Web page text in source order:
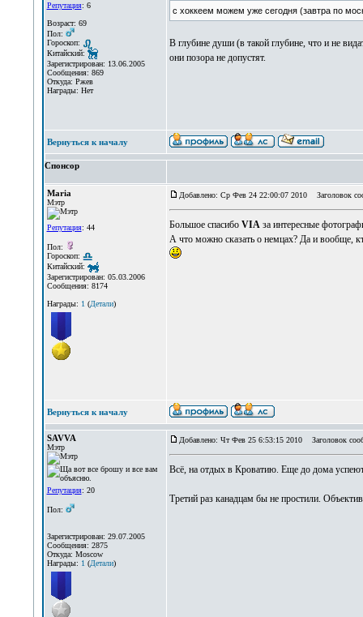
Репутация: 6
Возраст: 69
Пол:
Гороскоп:
Китайский:
Зарегистрирован: 13.06.2005
Сообщения: 869
Откуда: Ржев
Награды: Нет
с хоккеем можем уже сегодня (завтра по
В глубине души (в такой глубине, что и не
они позора не допустят.
Вернуться к началу
Спонсор
Maria
Мэтр
Репутация: 44
Пол:
Гороскоп:
Китайский:
Зарегистрирован: 05.03.2006
Сообщения: 8174
Награды: 1(Детали)
Добавлено: Ср Фев 24 22:00:07 2010 Заголовок
Большое спасибо VIAза интересные
А что можно сказать о немцах? Да и вообще,
Вернуться к началу
SAVVA
Мэтр
Репутация: 20
Пол:
Зарегистрирован: 29.07.2005
Сообщения: 2875
Откуда: Moscow
Награды: 1 (Детали)
Добавлено: Чт Фев 25 6:53:15 2010 Заголовок
Всё, на отдых в Кроватию. Еще до дома
Третий раз канадцам бы не простили.